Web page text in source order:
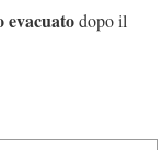
evacuatodopo il